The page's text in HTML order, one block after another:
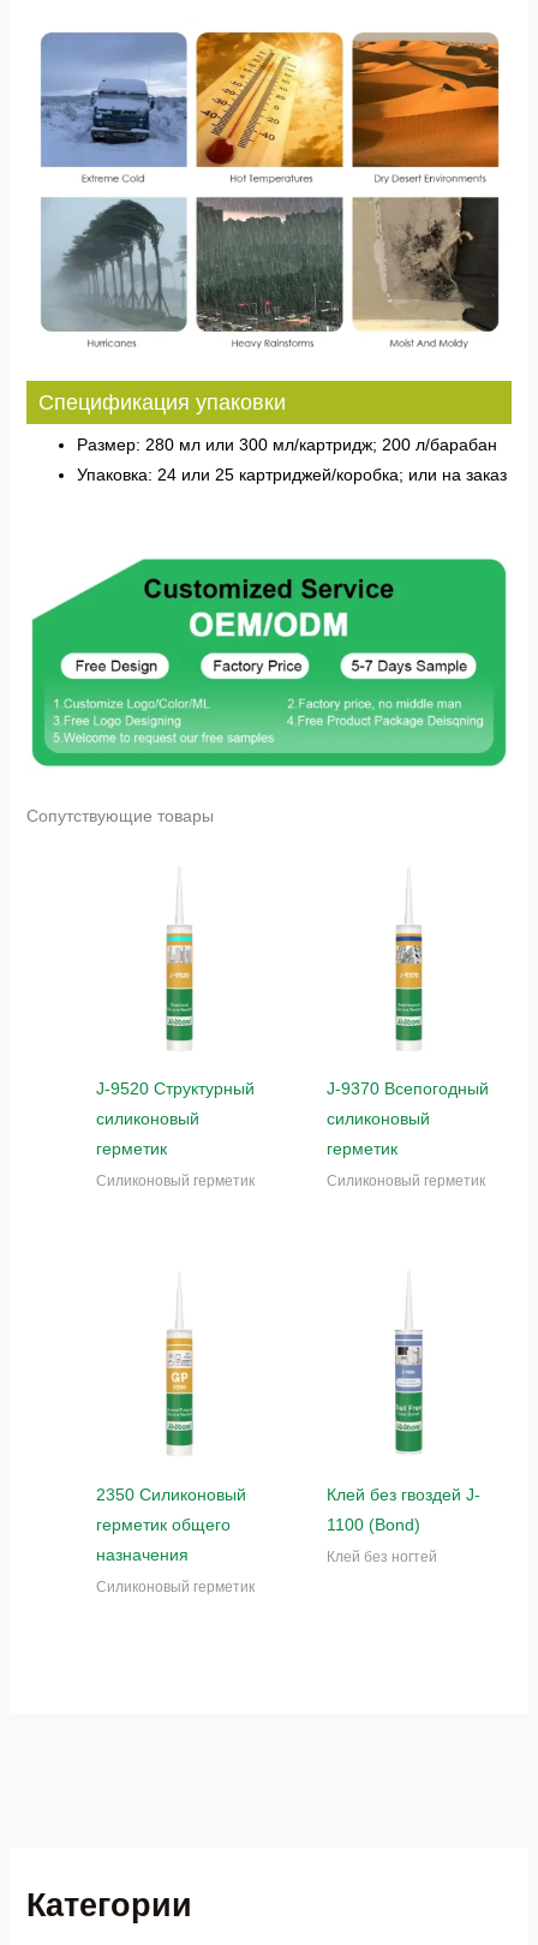
Категории
Спецификация упаковки
Размер: 280 мл или 300 мл/картридж; 200 л/барабан
Упаковка: 24 или 25 картриджей/коробка; или на заказ
Сопутствующие товары
J-9520 Структурный
силиконовый
герметик
Силиконовый герметик
J-9370 Всепогодный
силиконовый
герметик
Силиконовый герметик
2350 Силиконовый
герметик общего
назначения
Силиконовый герметик
Клей без гвоздей J-
1100 (Bond)
Клей без ногтей